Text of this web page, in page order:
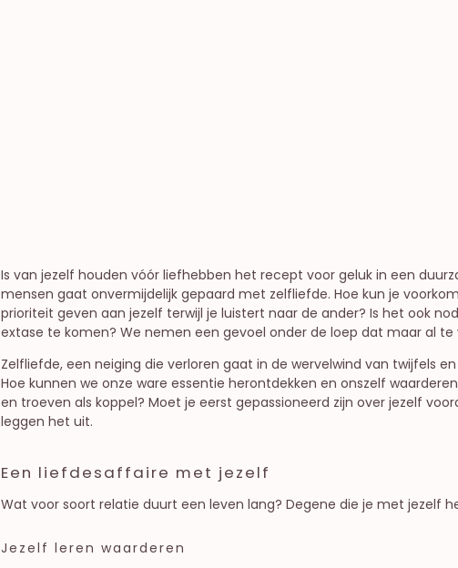
Is van jezelf houden vóór liefhebben het recept voor geluk in een
mensen gaat onvermijdelijk gepaard met zelfliefde. Hoe kun je
prioriteit geven aan jezelf terwijl je luistert naar de ander? Is het ook
extase te komen? We nemen een gevoel onder de loep dat maar al
Zelfliefde, een neiging die verloren gaat in de wervelwind van twijfels
Hoe kunnen we onze ware essentie herontdekken en onszelf
en troeven als koppel? Moet je eerst gepassioneerd zijn over jezelf
leggen het uit.
Een liefdesaffaire met jezelf
Wat voor soort relatie duurt een leven lang? Degene die je met jezelf
Jezelf leren waarderen